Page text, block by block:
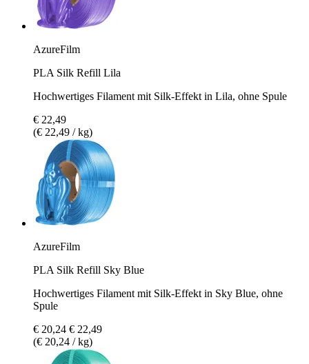
AzureFilm
PLA Silk Refill Lila
Hochwertiges Filament mit Silk-Effekt in Lila, ohne Spule
€ 22,49
(€ 22,49 / kg)
AzureFilm
PLA Silk Refill Sky Blue
Hochwertiges Filament mit Silk-Effekt in Sky Blue, ohne
Spule
€ 20,24 € 22,49
(€ 20,24 / kg)